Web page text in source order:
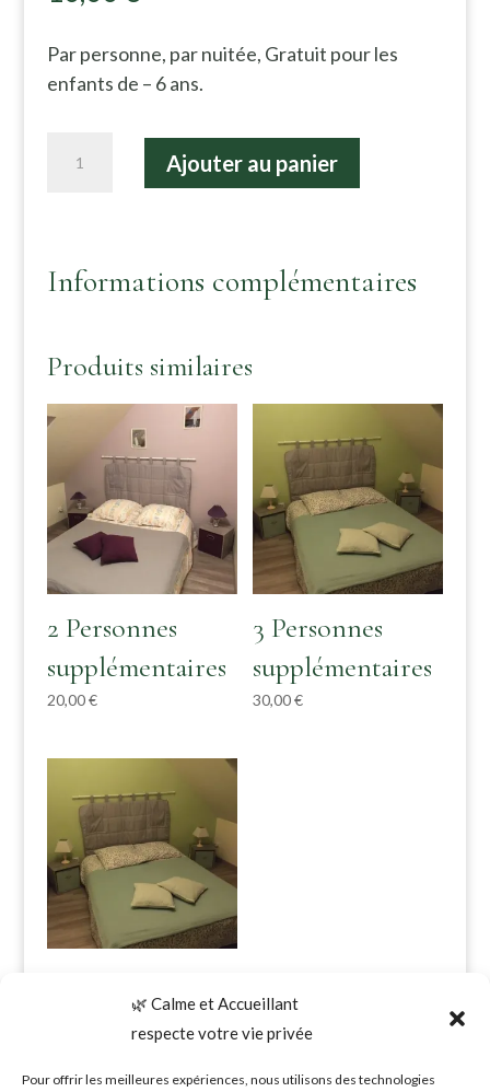
🌿 Calme et Accueillant
respecte votre vie privée
Pour offrir les meilleures expériences, nous utilisons des technologies
Par personne, par nuitée, Gratuit pour les
enfants de – 6 ans.
supplémentaire
Ajouter au panier
Informations complémentaires
Produits similaires
2 Personnes
supplémentaires
20,00€
3 Personnes
supplémentaires
30,00€
supplémentaires